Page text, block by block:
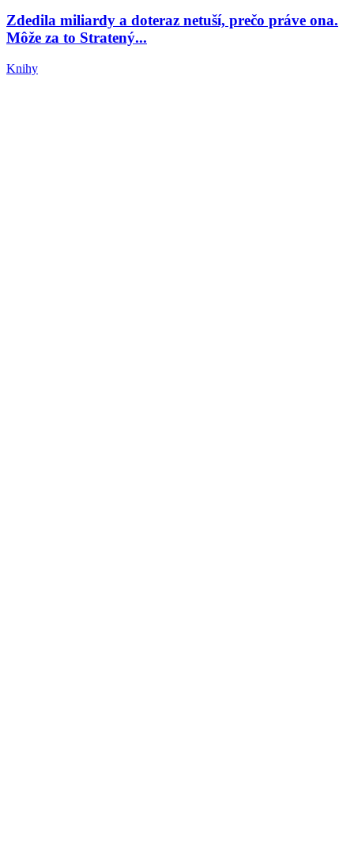
Zdedila miliardy a doteraz netuší, prečo práve ona.
Môže za to Stratený...
Knihy